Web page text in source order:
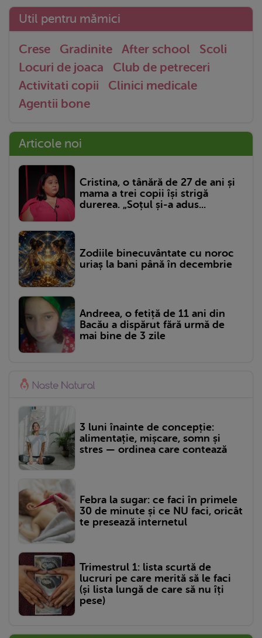
Util pentru mămici
Crese Gradinite After school
Scoli
Locuri de joaca
Club de petreceri
Activitati copii
Clinici medicale
Agentii bone
Articole noi
Cristina, o tânără de 27 de ani și
mama a trei copii își strigă
durerea. „Soțul și-a adus...
Zodiile binecuvântate cu noroc
uriaș la bani până în decembrie
Andreea, o fetiță de 11 ani din
Bacău a dispărut fără urmă de
mai bine de 3 zile
3 luni înainte de concepție:
alimentație, mișcare, somn și
stres — ordinea care contează
Febra la sugar: ce faci în primele
30 de minute și ce NU faci, oricât
te presează internetul
Trimestrul 1: lista scurtă de
lucruri pe care merită să le faci
(și lista lungă de care să nu îți
pese)